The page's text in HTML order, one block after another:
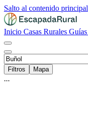
Salto al contenido principal
Inicio Casas Rurales Guías
Filtros
Mapa
...